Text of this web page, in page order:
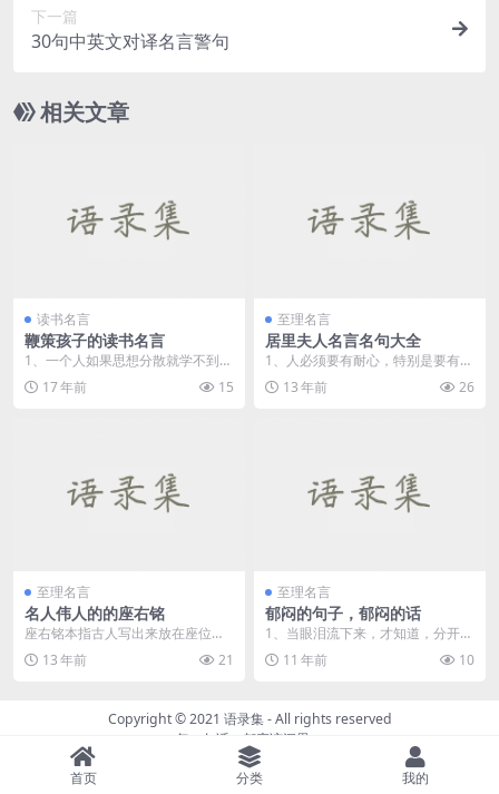
下一篇
30句中英文对译名言警句
相关文章
读书名言
鞭策孩子的读书名言
1、一个人如果思想分散就学不到知
识，学习不专心就学不精深，如果
三心二意，就会疑惑...
17 年前 15
至理名言
居里夫人名言名句大全
1、人必须要有耐心，特别是要有信
心。 2、人要有毅力，否则将一事
无...13 年前 26
至理名言
名人伟人的的座右铭
座右铭本指古人写出来放在座位右
边的格言，后泛指人们激励、警戒
自己，作为行动指南的...
13 年前 21
至理名言
郁闷的句子，郁闷的话
1、当眼泪流下来，才知道，分开也
是另一种明白。 2、爱那么短，遗
忘...11 年前 10
Copyright © 2021 语录集- All rights reserved
每一句话，都应该沉思。
首页 分类 我的